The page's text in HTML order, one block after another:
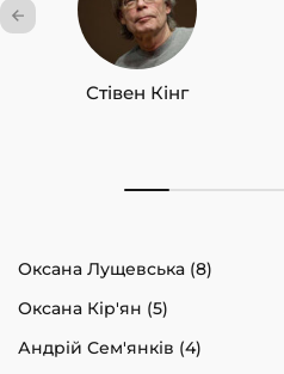
Стівен Кінг
Оксана Лущевська (8)
Оксана Кір'ян (5)
Андрій Сем'янків (4)